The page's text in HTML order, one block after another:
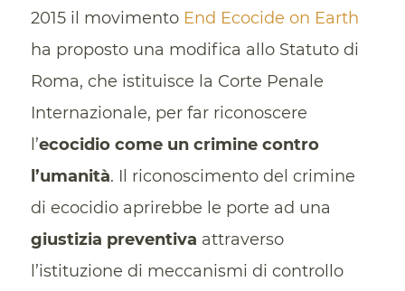
2015 il movimento End Ecocide on Earth
ha proposto una modifica allo Statuto di
Roma, che istituisce la Corte Penale
Internazionale, per far riconoscere
l’ecocidio come un crimine contro
l’umanità. Il riconoscimento del crimine
di ecocidio aprirebbe le porte ad una
giustizia preventiva attraverso
l’istituzione di meccanismi di controllo